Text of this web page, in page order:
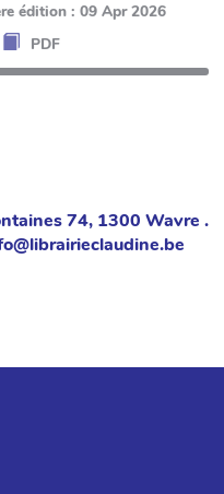
édition : 09 Apr 2026
PDF
74, 1300 Wavre .